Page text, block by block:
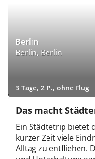
Berlin
Berlin, Berlin
3 Tage, 2 P., ohne Flug
)
Das macht
Ein Städtetrip bietet
kurzer Zeit viele
Alltag zu entfliehen.